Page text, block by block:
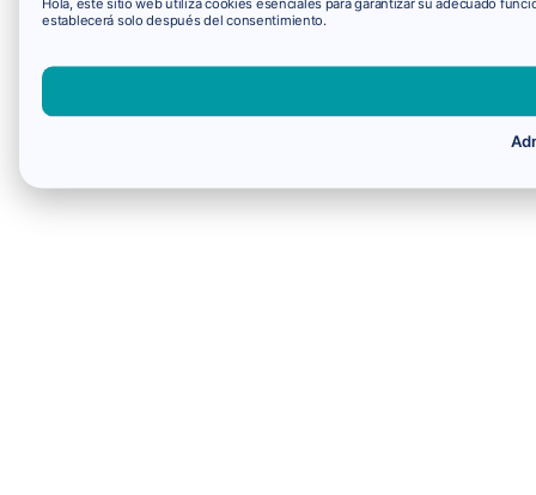
Hola, este sitio web utiliza cookies esenciales para garantizar su adecuado
establecerá solo después del consentimiento.